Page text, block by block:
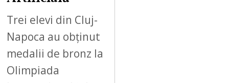
Trei elevi din Cluj-
Napoca au obținut
medalii de bronz la
Olimpiada